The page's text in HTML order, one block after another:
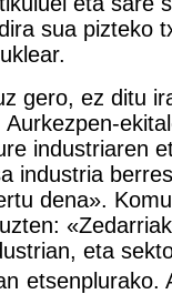
sua pizteko
.
gero, ez ditu
industriaren
industria
dena».
«Zeda
eta
etsenplurako.